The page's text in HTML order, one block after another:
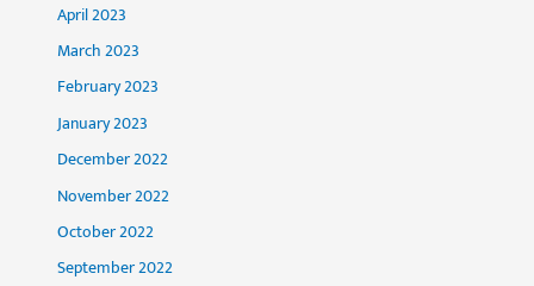
April 2023
March 2023
February 2023
January 2023
December 2022
November 2022
October 2022
September 2022